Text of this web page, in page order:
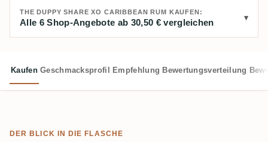
THE DUPPY SHARE XO CARIBBEAN RUM KAUFEN:
Alle 6 Shop-Angebote ab 30,50 € vergleichen
Kaufen Geschmacksprofil Empfehlung Bewertungsverteilung
DER BLICK IN DIE FLASCHE